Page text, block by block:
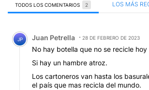
TODOS LOS COMENTARIOS 2 LOS MÁS
Comentario de Juan Petrella.
JP Juan Petrella 28 DE FEBRERO DE 2023
No hay botella que no se recicle hoy
Si hay un hambre atroz.
Los cartoneros van hasta los
el país que mas recicla del mundo.